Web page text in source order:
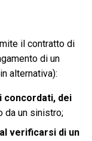
il contratto di
di un
alternativa):
dei
da un sinistro;
verificarsi di un